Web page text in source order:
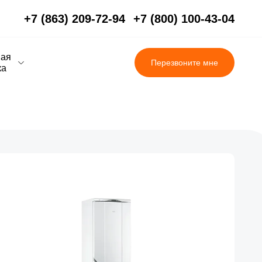
+7 (863) 209-72-94 +7 (800) 100-43-04
Перезвоните мне